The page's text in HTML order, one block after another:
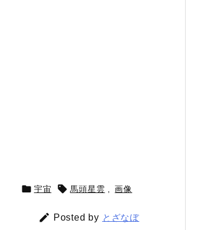
 宇宙  馬頭星雲 画像
 Posted by とざなぼ